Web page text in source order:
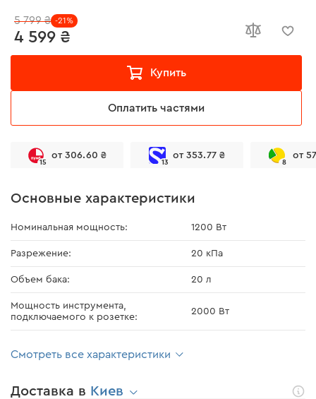
4 599 ₴
5 799 ₴ -21%
Купить
Оплатить частями
15
от 306.60 ₴
13
от 353.77 ₴
8
от
Основные характеристики
Номинальная мощность: 1200 Вт
Разрежение: 20 кПа
Объем бака: 20 л
Мощность инструмента,
подключаемого к розетке:
2000 Вт
Смотреть все характеристики
Доставка в Киев